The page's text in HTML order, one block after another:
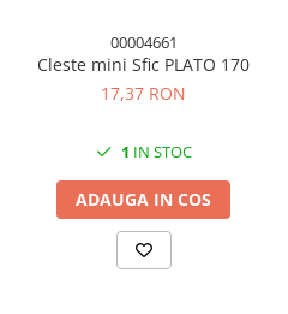
00004661
Cleste mini Sfic PLATO 170
17,37 RON
1 IN STOC
ADAUGA IN COS